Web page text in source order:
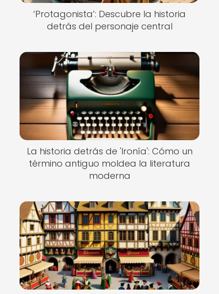
‘Protagonista’: Descubre la historia
detrás del personaje central
La historia detrás de 'Ironía': Cómo un
término antiguo moldea la literatura
moderna